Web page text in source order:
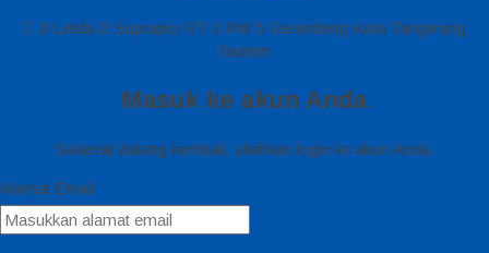
Jl Letda D Suprapto RT 3 RW 5 Gerendeng Kota Tangerang
Banten
Masuk ke akun Anda
Selamat datang kembali, silahkan login ke akun Anda.
Alamat Email